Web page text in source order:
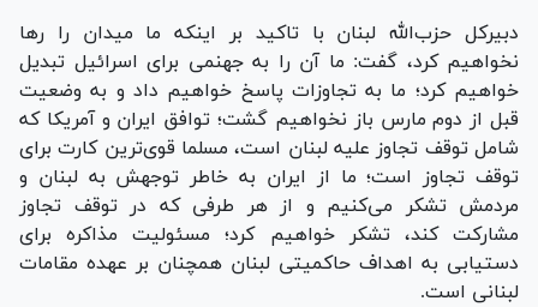
دبیرکل حزب‌الله لبنان با تاکید بر اینکه ما میدان را رها
نخواهیم کرد، گفت: ما آن را به جهنمی برای اسرائیل تبدیل
خواهیم کرد؛ ما به تجاوزات پاسخ خواهیم داد و به وضعیت
قبل از دوم مارس باز نخواهیم گشت؛ توافق ایران و آمریکا که
شامل توقف تجاوز علیه لبنان است، مسلما قوی‌ترین کارت برای
توقف تجاوز است؛ ما از ایران به خاطر توجهش به لبنان و
مردمش تشکر می‌کنیم و از هر طرفی که در توقف تجاوز
مشارکت کند، تشکر خواهیم کرد؛ مسئولیت مذاکره برای
دستیابی به اهداف حاکمیتی لبنان همچنان بر عهده مقامات
لبنانی است.